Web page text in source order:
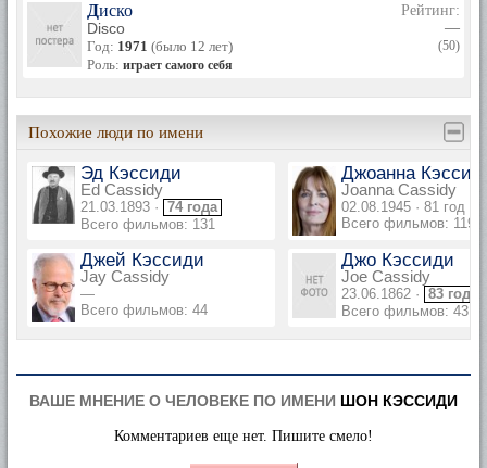
Диско
Disco
Год: 1971 (было 12 лет)
Роль: играет самого себя
Рейтинг:
—
(50)
Похожие люди по имени
Эд Кэссиди
Ed Cassidy
21.03.1893 · 74 года
Всего фильмов: 131
Джоанна
Joanna Cassidy
02.08.1945 · 81 год
Всего фильмов: 119
Джей Кэссиди
Jay Cassidy
—
Всего фильмов: 44
Джо Кэссиди
Joe Cassidy
23.06.1862 · 83 года
Всего фильмов: 43
ВАШЕ МНЕНИЕ О ЧЕЛОВЕКЕ ПО ИМЕНИ ШОН КЭССИДИ
Комментариев еще нет. Пишите смело!